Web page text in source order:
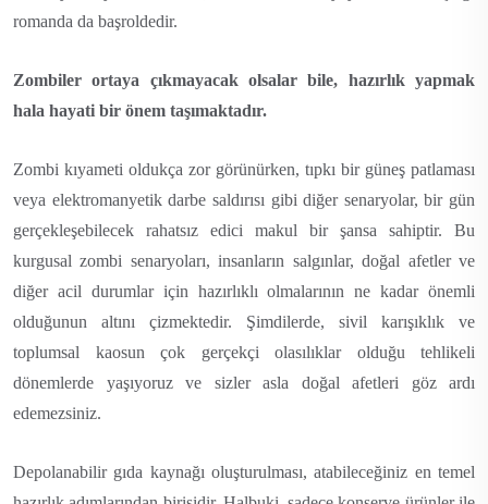
romanda da başroldedir.
Zombiler ortaya çıkmayacak olsalar bile, hazırlık yapmak
hala hayati bir önem taşımaktadır.
Zombi kıyameti oldukça zor görünürken, tıpkı bir güneş patlaması
veya elektromanyetik darbe saldırısı gibi diğer senaryolar, bir gün
gerçekleşebilecek rahatsız edici makul bir şansa sahiptir. Bu
kurgusal zombi senaryoları, insanların salgınlar, doğal afetler ve
diğer acil durumlar için hazırlıklı olmalarının ne kadar önemli
olduğunun altını çizmektedir. Şimdilerde, sivil karışıklık ve
toplumsal kaosun çok gerçekçi olasılıklar olduğu tehlikeli
dönemlerde yaşıyoruz ve sizler asla doğal afetleri göz ardı
edemezsiniz.
Depolanabilir gıda kaynağı oluşturulması, atabileceğiniz en temel